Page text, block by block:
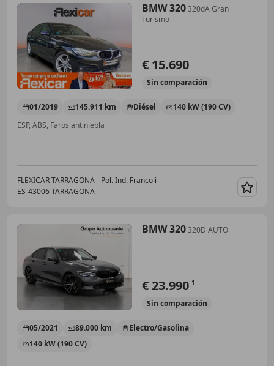
BMW 320320dA Gran
Turismo
€ 15.690
Sin comparación
01/2019 145.911 km Diésel
140 kW (190 CV)
ESP, ABS, Faros antiniebla
FLEXICAR TARRAGONA - Pol. Ind. Francolí
ES-43006 TARRAGONA
BMW 320320D AUTO
€ 23.990 1
Sin comparación
05/2021 89.000 km
Electro/Gasolina
140 kW (190 CV)